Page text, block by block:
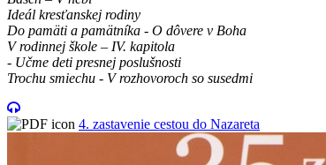
Ideál kresťanskej rodiny
Do pamäti a pamätníka - O dôvere v Boha
V rodinnej škole – IV. kapitola
- Učme deti presnej poslušnosti
Trochu smiechu - V rozhovoroch so susedmi
4. zastavenie cestou do Nazareta